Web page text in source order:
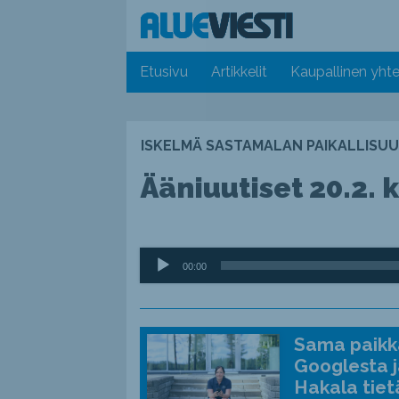
Etusivu Artikkelit Kaupallinen
ISKELMÄ SASTAMALAN
Ääniuutiset 20.2.
Äänitoistin
00:00
Sama
Googlesta
Hakala